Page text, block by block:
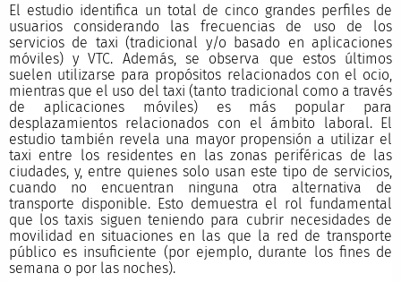
El estudio identifica un total de cinco grandes perfiles de
usuarios considerando las frecuencias de uso de los
servicios de taxi (tradicional y/o basado en aplicaciones
móviles) y VTC. Además, se observa que estos últimos
suelen utilizarse para propósitos relacionados con el ocio,
mientras que el uso del taxi (tanto tradicional como a través
de aplicaciones móviles) es más popular para
desplazamientos relacionados con el ámbito laboral. El
estudio también revela una mayor propensión a utilizar el
taxi entre los residentes en las zonas periféricas de las
ciudades, y, entre quienes solo usan este tipo de servicios,
cuando no encuentran ninguna otra alternativa de
transporte disponible. Esto demuestra el rol fundamental
que los taxis siguen teniendo para cubrir necesidades de
movilidad en situaciones en las que la red de transporte
público es insuficiente (por ejemplo, durante los fines de
semana o por las noches).